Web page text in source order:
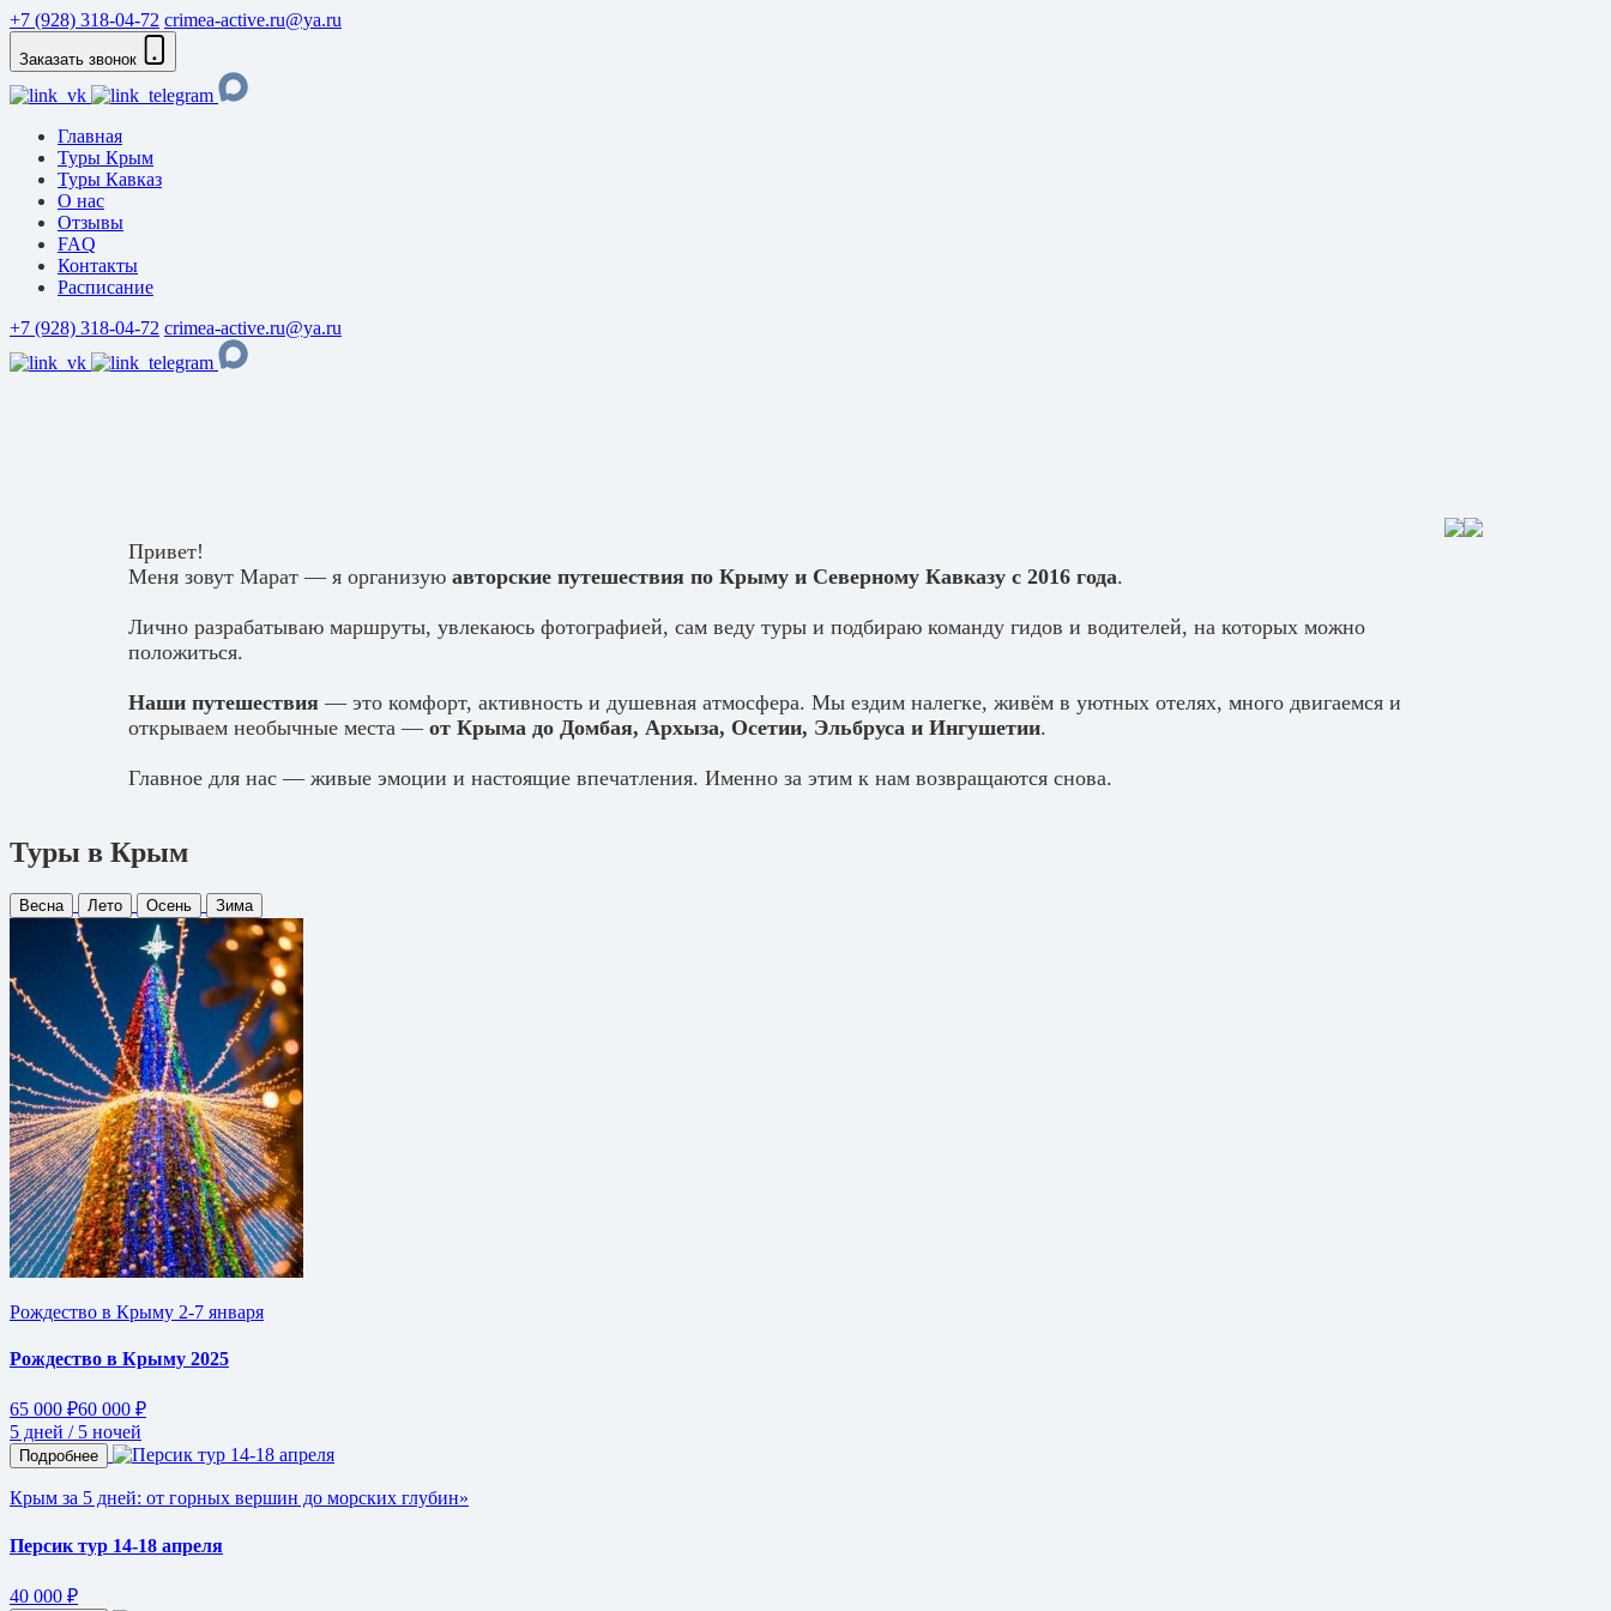
+7 (928) 318-04-72 crimea-active.ru@ya.ru
Заказать звонок
Главная
Туры Крым
Туры Кавказ
О нас
Отзывы
FAQ
Контакты
Расписание
+7 (928) 318-04-72 crimea-active.ru@ya.ru
Привет!
Меня зовут Марат — я организую авторские путешествия по Крыму и Северному Кавказу с 2016 года.
Лично разрабатываю маршруты, увлекаюсь фотографией, сам веду туры и подбираю команду гидов и водителей, на которых можно
положиться.
Наши путешествия — это комфорт, активность и душевная атмосфера. Мы ездим налегке, живём в уютных отелях, много двигаемся и
открываем необычные места — от Крыма до Домбая, Архыза, Осетии, Эльбруса и Ингушетии.
Главное для нас — живые эмоции и настоящие впечатления. Именно за этим к нам возвращаются снова.
Туры в Крым
Весна Лето Осень Зима
Рождество в Крыму 2-7 января
Рождество в Крыму 2025
65 000 ₽60 000 ₽
5 дней / 5 ночей
Подробнее
Крым за 5 дней: от горных вершин до морских глубин»
Персик тур 14-18 апреля
40 000 ₽